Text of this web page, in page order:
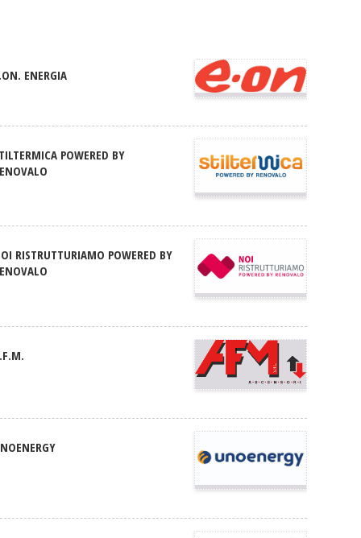
ENERGIA
POWERED BY
RISTRUTTURIAMO POWERED BY